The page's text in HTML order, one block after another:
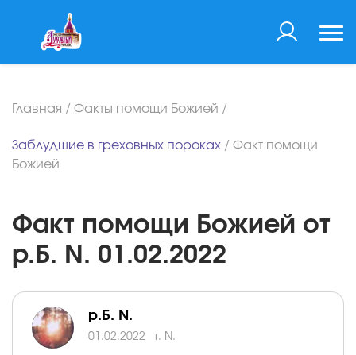
Главная / Факты помощи Божией /
Заблудшие в греховных пороках / Факт помощи
Божией
Факт помощи Божией от
р.Б. N. 01.02.2022
р.Б. N.
01.02.2022 г. N.